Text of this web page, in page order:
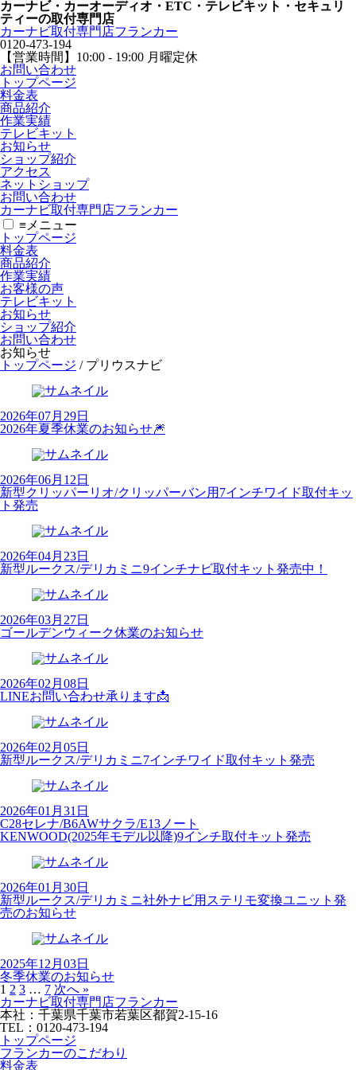
カーナビ・カーオーディオ・ETC・テレビキット・セキュリ
ティーの取付専門店
カーナビ取付専⾨店フランカー
0120-473-194
【営業時間】 10:00 - 19:00 月曜定休
お問い合わせ
トップページ
料金表
商品紹介
作業実績
テレビキット
お知らせ
ショップ紹介
アクセス
ネットショップ
お問い合わせ
カーナビ取付専⾨店フランカー
≡ メニュー
トップページ
料金表
商品紹介
作業実績
お客様の声
テレビキット
お知らせ
ショップ紹介
お問い合わせ
お知らせ
トップページ / プリウスナビ
2026年07月29日
2026年夏季休業のお知らせ🎆
2026年06月12日
新型クリッパーリオ/クリッパーバン用7インチワイド取付キッ
ト発売
2026年04月23日
新型ルークス/デリカミニ9インチナビ取付キット発売中！
2026年03月27日
ゴールデンウィーク休業のお知らせ
2026年02月08日
LINEお問い合わせ承ります📩
2026年02月05日
新型ルークス/デリカミニ7インチワイド取付キット発売
2026年01月31日
C28セレナ/B6AWサクラ/E13ノート
KENWOOD(2025年モデル以降)9インチ取付キット発売
2026年01月30日
新型ルークス/デリカミニ社外ナビ用ステリモ変換ユニット発
売のお知らせ
2025年12月03日
冬季休業のお知らせ
1 2 3 … 7 次へ »
カーナビ取付専⾨店フランカー
本社：千葉県千葉市若葉区都賀2-15-16
TEL：0120-473-194
トップページ
フランカーのこだわり
料金表